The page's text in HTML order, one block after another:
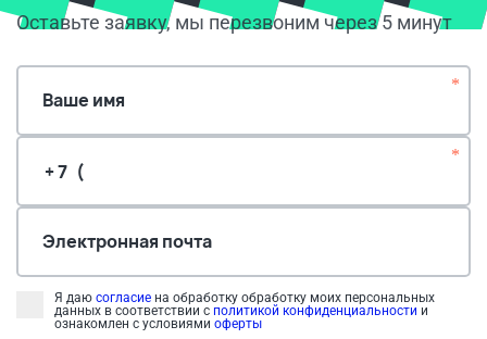
Оставьте заявку, мы перезвоним через 5 минут
Ваше имя
*
*
Электронная почта
Я даю согласие на обработку обработку моих персональных
данных в соответствии с политикой конфиденциальности и
ознакомлен с условиями оферты